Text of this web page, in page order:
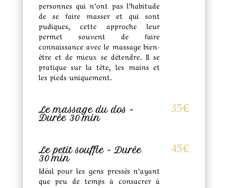
personnes qui n’ont pas l’habitude
de se faire masser et qui sont
pudiques, cette approche leur
permet souvent de faire
connaissance avec le massage bien-
être et de mieux se détendre. Il se
pratique sur la tête, les mains et
les pieds uniquement.
Le massage du dos -
Durée 30 min
35€
Le petit souffle - Durée
30 min
Idéal pour les gens pressés n’ayant
que peu de temps à consacrer à
45€